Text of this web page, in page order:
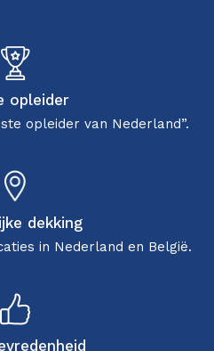
opleider
opleider van Nederland”.
dekking
in Nederland en België.